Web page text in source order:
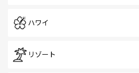
ハワイ
リゾート